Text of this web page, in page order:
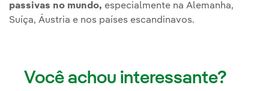
passivas no mundo, especialmente na Alemanha,
Suíça, Áustria e nos países escandinavos.
Você achou interessante?